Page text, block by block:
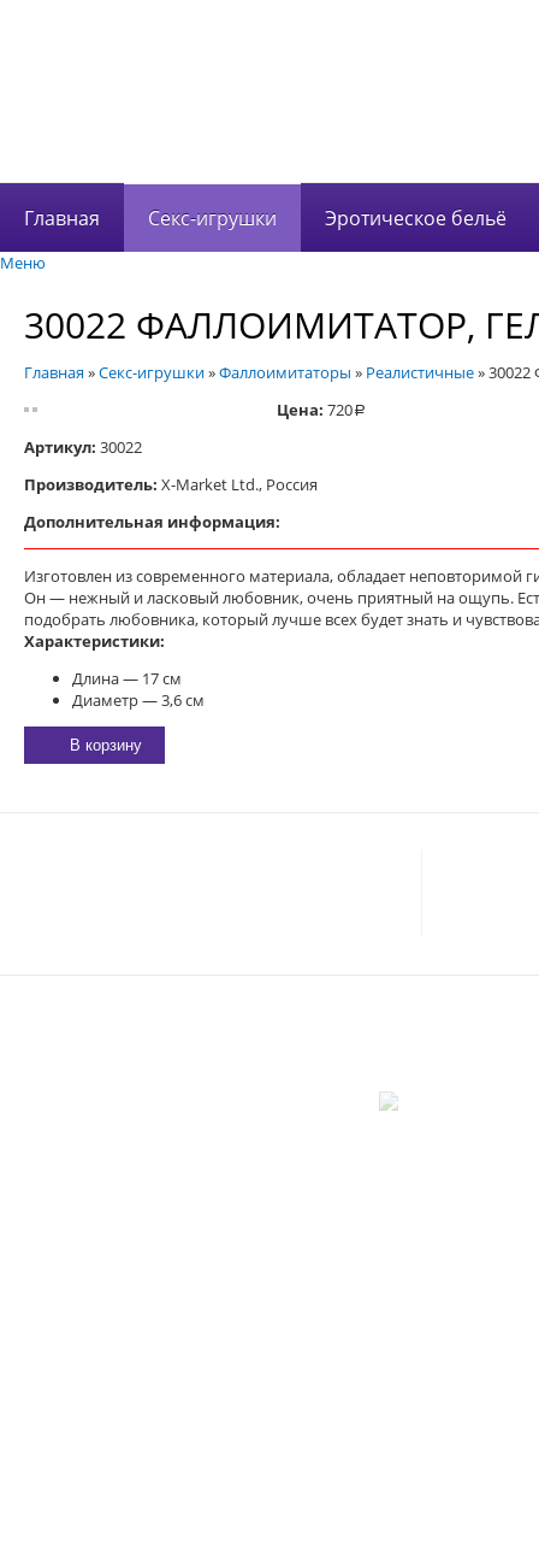
Главная Секс-игрушки Эротическое бельё
Меню
30022 ФАЛЛОИМИТАТОР,
Главная»Секс-игрушки»Фаллоимитаторы » Реалистичные»30022
Цена: 720a
Артикул: 30022
Производитель: X-Market Ltd., Россия
Дополнительная информация:
Изготовлен из современного материала, обладает неповторимой
Он — нежный и ласковый любовник, очень приятный на ощупь.
подобрать любовника, который лучше всех будет знать и
Характеристики:
Длина — 17 см
Диаметр — 3,6 см
В корзину